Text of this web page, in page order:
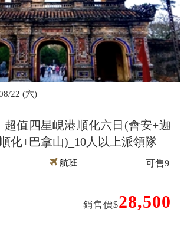
超值四星峴港順化六日(會安+迦
化+巴拿山)_10人以上派領隊
22 (六)
航班
銷售價$28,500
可售9